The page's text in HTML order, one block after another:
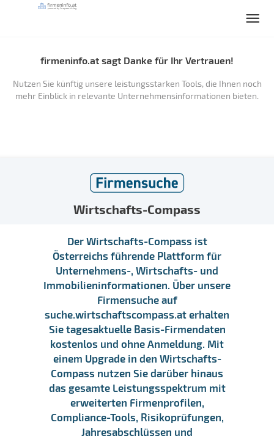
firmeninfo.at sagt Danke für Ihr Vertrauen!
Nutzen Sie künftig unsere leistungsstarken Tools, die Ihnen noch
mehr Einblick in relevante Unternehmensinformationen bieten.
Wirtschafts-Compass
Der Wirtschafts-Compass ist
Österreichs führende Plattform für
Unternehmens-, Wirtschafts- und
Immobilieninformationen. Über unsere
Firmensuche auf
suche.wirtschaftscompass.at erhalten
Sie tagesaktuelle Basis-Firmendaten
kostenlos und ohne Anmeldung. Mit
einem Upgrade in den Wirtschafts-
Compass nutzen Sie darüber hinaus
das gesamte Leistungsspektrum mit
erweiterten Firmenprofilen,
Compliance-Tools, Risikoprüfungen,
Jahresabschlüssen und